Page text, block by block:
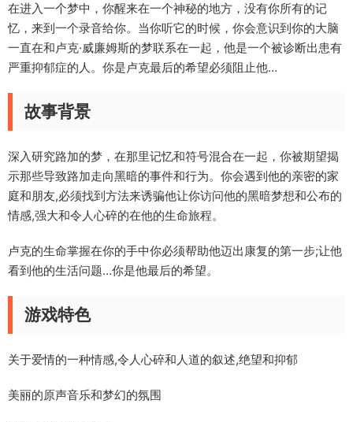
在进入一个梦中，你醒来在一个神秘的地方，没有你所有的记
忆，来到一个录音给你。当你听它的时候，你会意识到你的大脑
一直在和卢克·威廉姆斯的梦联系在一起，他是一个被诊断出患有
严重抑郁症的人。你是卢克最后的希望必须阻止他…
故事背景
深入研究路加的梦，在那里记忆和符号混合在一起，你被期望揭
示那些导致路加走向黑暗的事件和行为。你会遇到他的亲密的家
庭和朋友,必须找到方法来诱骗他让你访问他的黑暗梦想和公布的
情感,强大和令人心碎的在他的生命旅程。
卢克的生命掌握在你的手中你必须帮助他迈出康复的第一步;让他
看到他的生活问题…你是他最后的希望。
游戏特色
关于爱情的一种情感,令人心碎和人道的叙述,绝望和抑郁
美丽的原声音乐和梦幻的氛围